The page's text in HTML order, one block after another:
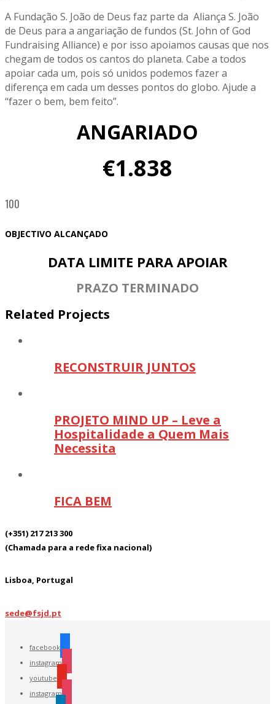
A Fundação S. João de Deus faz parte da Aliança S. João
de Deus para a angariação de fundos (St. John of God
Fundraising Alliance) e por isso apoiamos causas que nos
chegam de todos os cantos do planeta. Cabe a todos
apoiar cada um, pois só unidos podemos fazer a
diferença em cada um desses pontos do globo. Ajude a
“fazer o bem, bem feito”.
ANGARIADO
€1.838
100
OBJECTIVO ALCANÇADO
DATA LIMITE PARA APOIAR
PRAZO TERMINADO
Related Projects
RECONSTRUIR JUNTOS
PROJETO MIND UP – Leve a
Hospitalidade a Quem Mais
Necessita
FICA BEM
(+351) 217 213 300
(Chamada para a rede fixa nacional)
Lisboa, Portugal
sede@fsjd.pt
facebook
instagram
youtube
instagram